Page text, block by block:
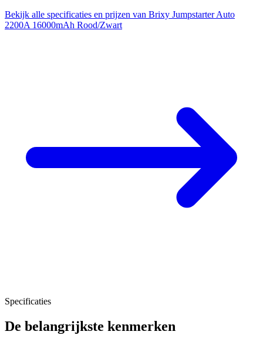
Bekijk alle specificaties en prijzen van Brixy Jumpstarter Auto
2200A 16000mAh Rood/Zwart
Specificaties
De belangrijkste kenmerken